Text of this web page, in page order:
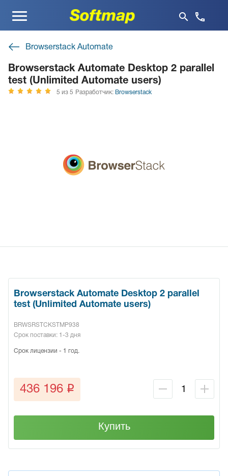
Меню
Browserstack Automate
Browserstack Automate Desktop 2 parallel
test (Unlimited Automate users)
5 из 5 Разработчик: Browserstack
Browserstack Automate Desktop 2 parallel
test (Unlimited Automate users)
BRWSRSTCKSTMP938
Срок поставки: 1-3 дня
Срок лицензии - 1 год.
436 196 q
Купить